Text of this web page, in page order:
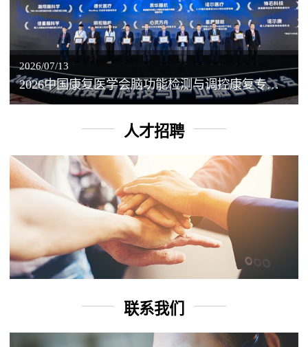
2026/07/13
2026中国康复医学会脑功能检测与调控康复专业委员会学术年会丨脑客中国：脑机接口——EEG驱动TMS闭环调控工作坊
人才招聘
联系我们